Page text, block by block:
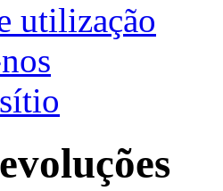
utilização